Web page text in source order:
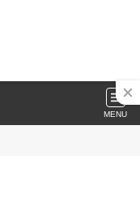
MENU